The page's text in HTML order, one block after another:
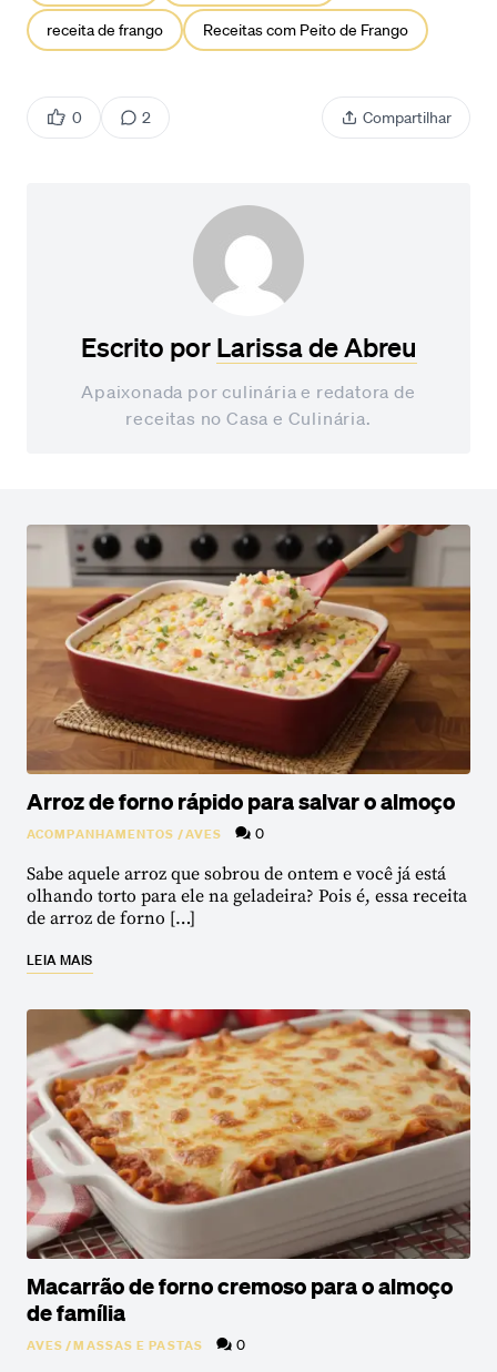
receita de frango Receitas com Peito de Frango
0 2 Compartilhar
Escrito por Larissa de Abreu
Apaixonada por culinária e redatora de
receitas no Casa e Culinária.
Arroz de forno rápido para salvar o almoço
ACOMPANHAMENTOS /AVES 0
Sabe aquele arroz que sobrou de ontem e você já está
olhando torto para ele na geladeira? Pois é, essa receita
de arroz de forno […]
LEIA MAIS
Macarrão de forno cremoso para o almoço
de família
AVES/MASSAS E PASTAS 0